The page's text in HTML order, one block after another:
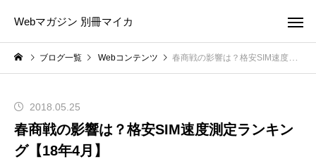
Webマガジン 別冊マイカ
ブログ一覧 Webコンテンツ 春商戦の影響は？格安SIM速度測定ランキング【18年4月】
2018.05.25
春商戦の影響は？格安SIM速度測定ランキン
グ【18年4月】